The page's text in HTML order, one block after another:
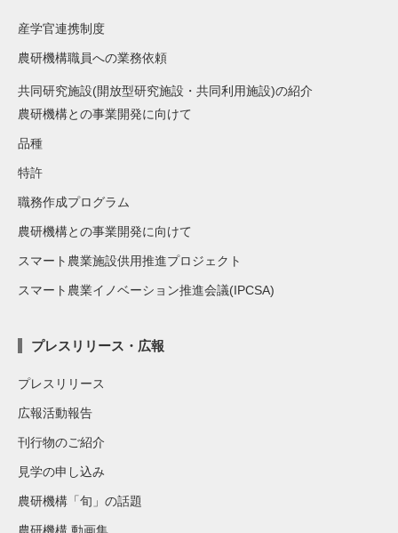
産学官連携制度
農研機構職員への業務依頼
共同研究施設(開放型研究施設・共同利用施設)の紹介
農研機構との事業開発に向けて
品種
特許
職務作成プログラム
農研機構との事業開発に向けて
スマート農業施設供用推進プロジェクト
スマート農業イノベーション推進会議(IPCSA)
プレスリリース・広報
プレスリリース
広報活動報告
刊行物のご紹介
見学の申し込み
農研機構「旬」の話題